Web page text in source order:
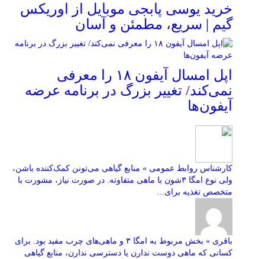
خرید یوسی پابجی موبایل از اوریکس
گیم | سریع، مطمئن و آسان
اپل امسال آیفون ۱۸ را معرفی
نمی‌کند/ تغییر بزرگ در برنامه عرضه
آیفون‌ها
کارشناس روابط عمومی » منابع گیاهی می‌تونن کمک‌کننده باشن،
ولی نوع امگا ۳شون با ماهی متفاوته. در صورت نیاز، مشورت با
متخصص تغذیه برای...
باقری » بخش مربوط به امگا ۳ و ماهی‌های چرب مفید بود. برای
کسانی که ماهی دوست ندارن یا دسترسی ندارن، منابع گیاهی